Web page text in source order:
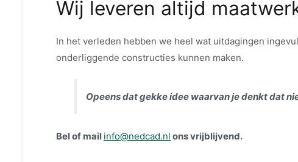
Wij leveren altijd
In het verleden hebben we heel wat uitdagingen
onderliggende constructies kunnen maken.
Opeens dat gekke idee waarvan je denkt dat
Bel of mail info@nedcad.nl ons vrijblijvend.